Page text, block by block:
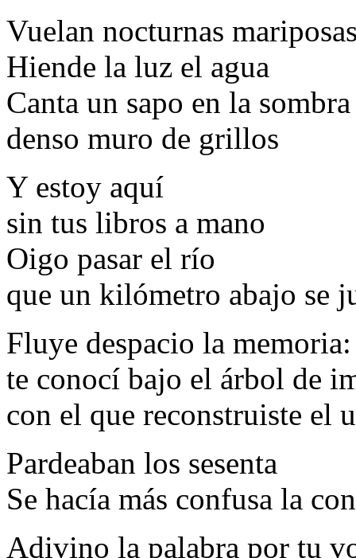
Vuelan nocturnas
Hiende la luz el agua
Canta un sapo en la
denso muro de grillos
Y estoy aquí
sin tus libros a mano
Oigo pasar el río
que un kilómetro abajo se
Fluye despacio la memoria:
te conocí bajo el árbol de
con el que reconstruiste el
Pardeaban los sesenta
Se hacía más confusa la
Adivino la palabra por tu